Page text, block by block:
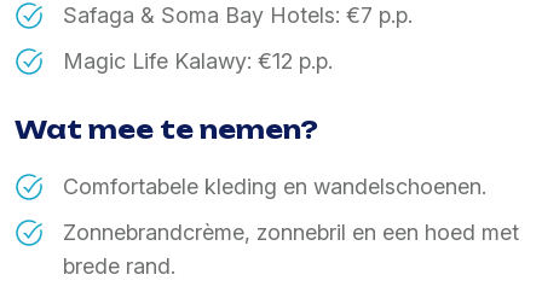
Safaga & Soma Bay Hotels: €7 p.p.
Magic Life Kalawy: €12 p.p.
Wat mee te nemen?
Comfortabele kleding en wandelschoenen.
Zonnebrandcrème, zonnebril en een hoed met
brede rand.